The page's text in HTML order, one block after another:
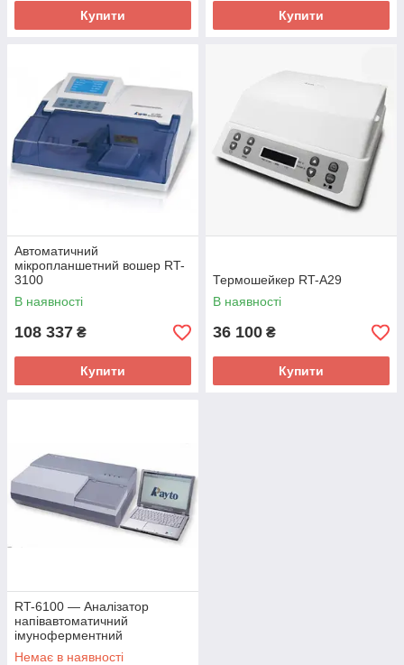
Купити Купити
Автоматичний
мікропланшетний вошер RT-
3100
В наявності
108 337 ₴
Купити
Термошейкер RT-A29
В наявності
36 100 ₴
Купити
RT-6100 — Аналізатор
напівавтоматичний
імуноферментний
Немає в наявності